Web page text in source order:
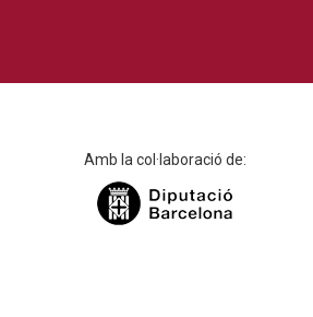
Amb la col·laboració de: